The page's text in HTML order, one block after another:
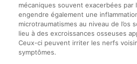
mécaniques souvent exacerbées par
engendre également une
microtraumatismes au niveau de l’os
lieu à des excroissances osseuses
Ceux-ci peuvent irriter les nerfs
symptômes.